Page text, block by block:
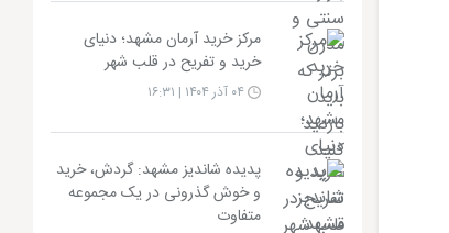
مرکز خرید آرمان مشهد؛ دنیای
خرید و تفریح در قلب شهر
پدیده شاندیز مشهد: گردش، خرید
و خوش گذرونی در یک مجموعه
متفاوت